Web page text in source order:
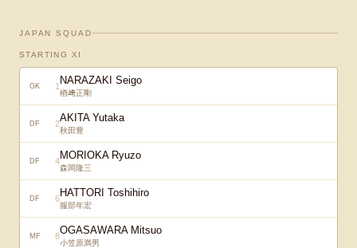
JAPAN SQUAD
STARTING XI
GK 1 NARAZAKI Seigo
楢﨑正剛
DF 2AKITA Yutaka
秋田豊
DF 4MORIOKA Ryuzo
森岡隆三
DF 6HATTORI Toshihiro
服部年宏
MF 8OGASAWARA Mitsuo
小笠原満男